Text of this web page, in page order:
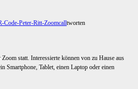
tworten
statt. Interessierte können von zu Hause aus
Smartphone, Tablet, einen Laptop oder einen